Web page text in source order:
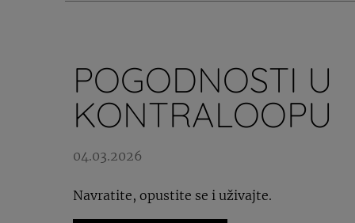
POGODNOSTI U
KONTRALOOPU
04.03.2026
Navratite, opustite se i uživajte.